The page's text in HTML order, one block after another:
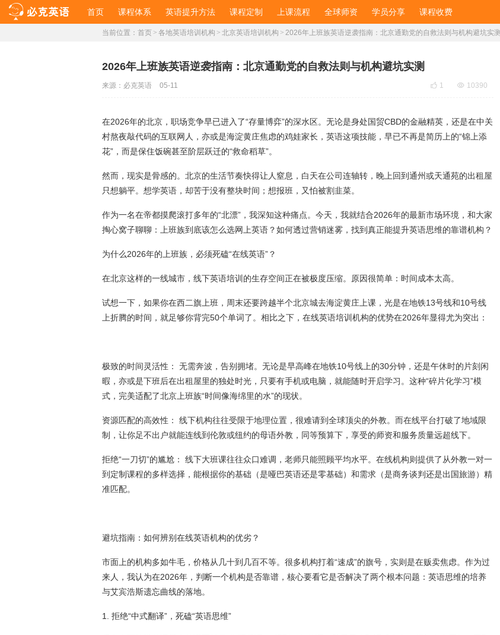
首页 课程体系 英语提升方法 课程定制 上课流程 全球师资 学员分享 课程收费
当前位置： 首页 > 各地英语培训机构 > 北京英语培训机构 > 2026年上班族英语逆袭指南：北京通勤党的自救法则与机构避坑实测
2026年上班族英语逆袭指南：北京通勤党的自救法则与机构避坑实测
 1  10390
来源： 必克英语 05-11
在2026年的北京，职场竞争早已进入了“存量博弈”的深水区。无论是身处国贸CBD的金融精英，还是在中关
村熬夜敲代码的互联网人，亦或是海淀黄庄焦虑的鸡娃家长，英语这项技能，早已不再是简历上的“锦上添
花”，而是保住饭碗甚至阶层跃迁的“救命稻草”。
然而，现实是骨感的。北京的生活节奏快得让人窒息，白天在公司连轴转，晚上回到通州或天通苑的出租屋
只想躺平。想学英语，却苦于没有整块时间；想报班，又怕被割韭菜。
作为一名在帝都摸爬滚打多年的“北漂”，我深知这种痛点。今天，我就结合2026年的最新市场环境，和大家
掏心窝子聊聊：上班族到底该怎么选网上英语？如何透过营销迷雾，找到真正能提升英语思维的靠谱机构？
为什么2026年的上班族，必须死磕“在线英语”？
在北京这样的一线城市，线下英语培训的生存空间正在被极度压缩。原因很简单：时间成本太高。
试想一下，如果你在西二旗上班，周末还要跨越半个北京城去海淀黄庄上课，光是在地铁13号线和10号线
上折腾的时间，就足够你背完50个单词了。相比之下，在线英语培训机构的优势在2026年显得尤为突出：
极致的时间灵活性： 无需奔波，告别拥堵。无论是早高峰在地铁10号线上的30分钟，还是午休时的片刻闲
暇，亦或是下班后在出租屋里的独处时光，只要有手机或电脑，就能随时开启学习。这种“碎片化学习”模
式，完美适配了北京上班族“时间像海绵里的水”的现状。
资源匹配的高效性： 线下机构往往受限于地理位置，很难请到全球顶尖的外教。而在线平台打破了地域限
制，让你足不出户就能连线到伦敦或纽约的母语外教，同等预算下，享受的师资和服务质量远超线下。
拒绝“一刀切”的尴尬： 线下大班课往往众口难调，老师只能照顾平均水平。在线机构则提供了从外教一对一
到定制课程的多样选择，能根据你的基础（是哑巴英语还是零基础）和需求（是商务谈判还是出国旅游）精
准匹配。
避坑指南：如何辨别在线英语机构的优劣？
市面上的机构多如牛毛，价格从几十到几百不等。很多机构打着“速成”的旗号，实则是在贩卖焦虑。作为过
来人，我认为在2026年，判断一个机构是否靠谱，核心要看它是否解决了两个根本问题：英语思维的培养
与艾宾浩斯遗忘曲线的落地。
1. 拒绝“中式翻译”，死磕“英语思维”